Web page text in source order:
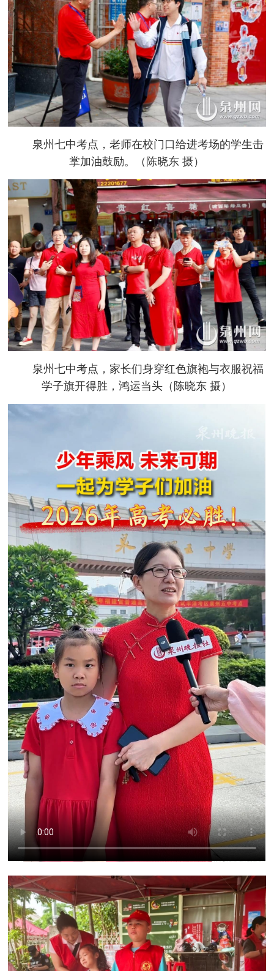
泉州七中考点，老师在校门口给进考场的学生击
掌加油鼓励。（陈晓东 摄）
泉州七中考点，家长们身穿红色旗袍与衣服祝福
学子旗开得胜，鸿运当头（陈晓东 摄）